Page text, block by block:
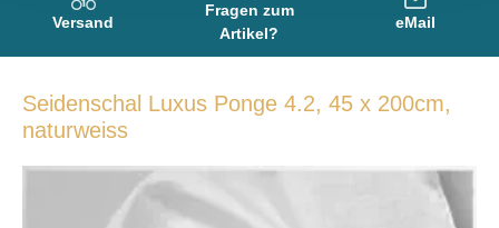
Versand
Fragen zum
Artikel?
eMail
Seidenschal Luxus Ponge 4.2, 45 x 200cm,
naturweiss